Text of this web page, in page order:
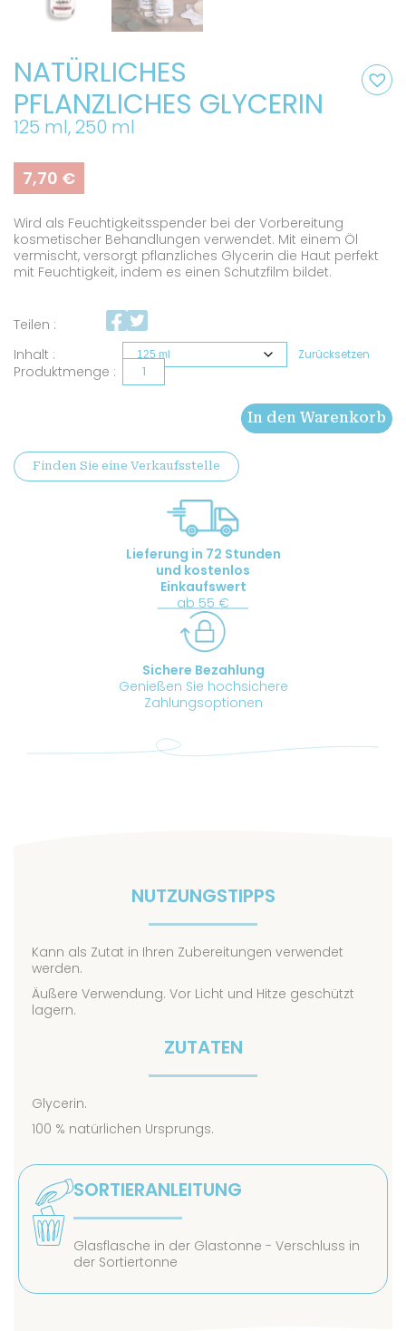
NATÜRLICHES
PFLANZLICHES GLYCERIN
125 ml, 250 ml
7,70 €
Wird als Feuchtigkeitsspender bei der Vorbereitung
kosmetischer Behandlungen verwendet. Mit einem Öl
vermischt, versorgt pflanzliches Glycerin die Haut perfekt
mit Feuchtigkeit, indem es einen Schutzfilm bildet.
Teilen :
Inhalt
Zurücksetzen
Natürliches
Menge
In den Warenkorb
Finden Sie eine Verkaufsstelle
Lieferung in 72 Stunden
und kostenlos
Einkaufswert
ab 55 €
Sichere Bezahlung
Genießen Sie hochsichere
Zahlungsoptionen
NUTZUNGSTIPPS
Kann als Zutat in Ihren Zubereitungen verwendet
werden.
Äußere Verwendung. Vor Licht und Hitze geschützt
lagern.
ZUTATEN
Glycerin.
100 % natürlichen Ursprungs.
SORTIERANLEITUNG
Glasflasche in der Glastonne - Verschluss in
der Sortiertonne